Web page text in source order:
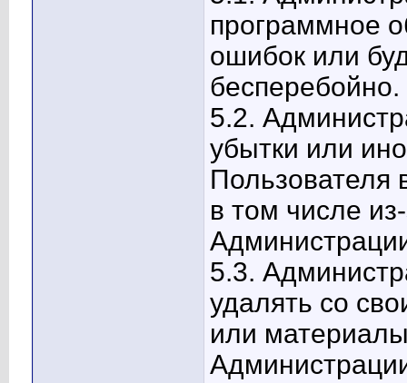
программное
ошибок или
бесперебойно.
5.2.
убытки или
Пользователя
в том числе
5.3.
удалять со
или